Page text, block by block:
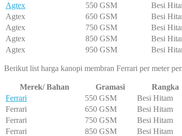
Agtex
550 GSM Besi
Agtex
650 GSM Besi
Agtex
750 GSM Besi
Agtex
850 GSM Besi
Agtex
950 GSM Besi
Berikut list harga kanopi membran Ferrari per meter
Merek/ Bahan Gramasi Rangka
Ferrari
550 GSM Besi Hitam
Ferrari
650 GSM Besi Hitam
Ferrari
750 GSM Besi Hitam
Ferrari
850 GSM Besi Hitam